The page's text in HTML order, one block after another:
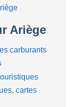
Ariège
carburants
cartes